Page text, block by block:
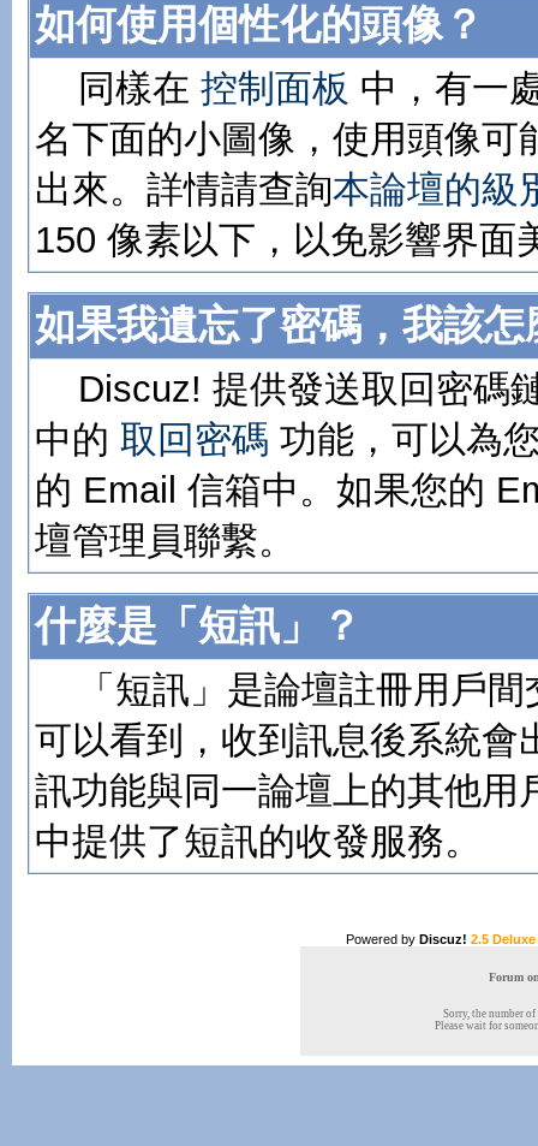
如何使用個性化的頭像？
同樣在 控制面板 中，有一
名下面的小圖像，使用頭像
出來。詳情請查詢本論壇的級
150 像素以下，以免影響界面
如果我遺忘了密碼，我該怎
Discuz! 提供發送取回密碼
中的 取回密碼 功能，可以為
的 Email 信箱中。如果您的
壇管理員聯繫。
什麼是「短訊」？
「短訊」是論壇註冊用戶間
可以看到，收到訊息後系統
訊功能與同一論壇上的其他用
中提供了短訊的收發服務。
Powered by Discuz! 2.5 Deluxe
Forum
Sorry, the number
Please wait for